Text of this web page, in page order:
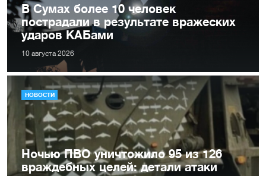
В Сумах более 10 человек
пострадали в результате вражеских
ударов КАБами
10 августа 2026
НОВОСТИ
Ночью ПВО уничтожило 95 из 126
враждебных целей: детали атаки